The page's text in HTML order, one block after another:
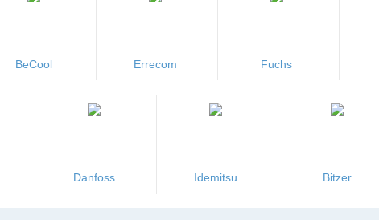
BeCool Errecom Fuchs
Danfoss Idemitsu Bitzer